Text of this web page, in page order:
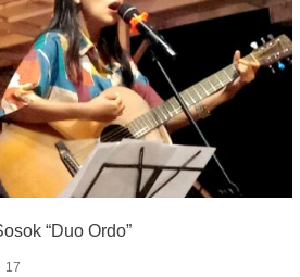
“Duo Ordo”
17